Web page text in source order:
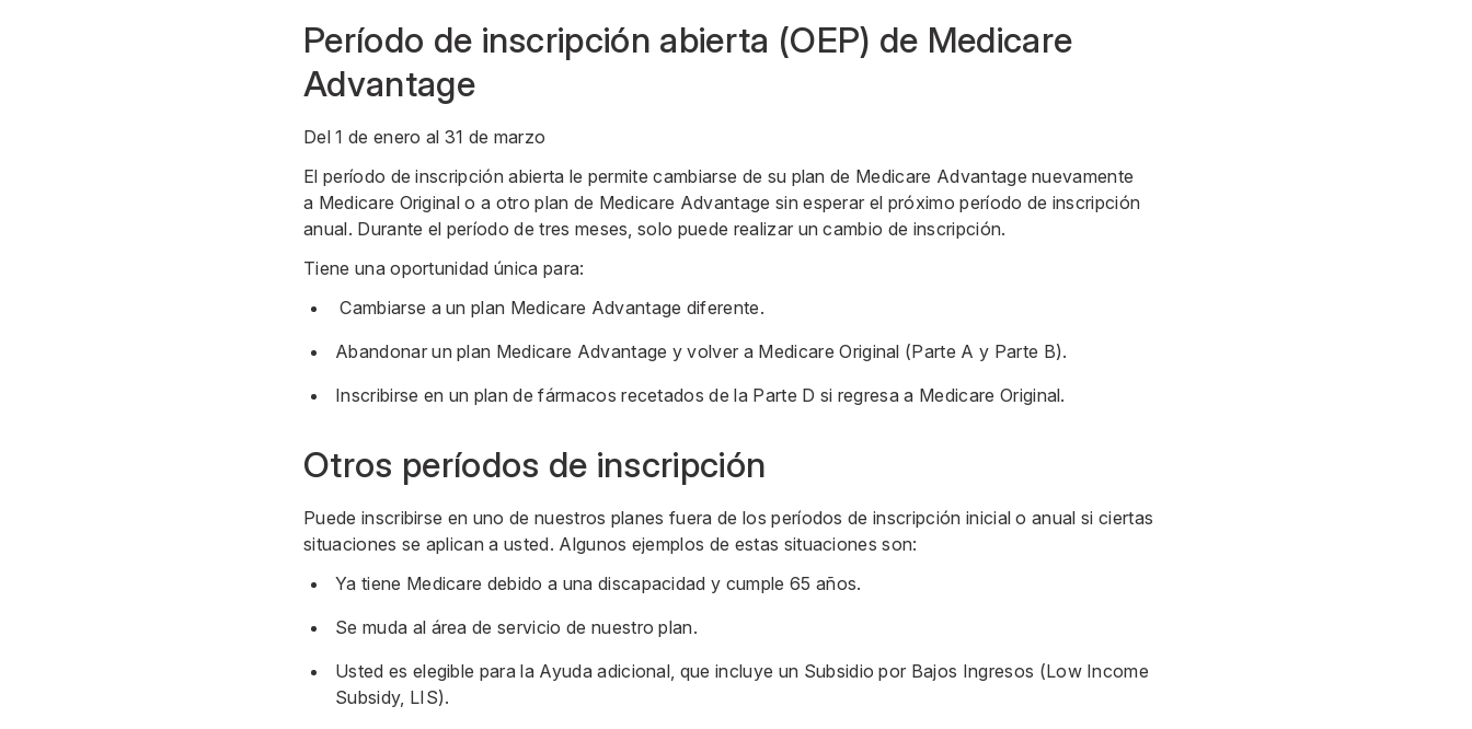
Período de inscripción abierta (OEP) de Medicare
Advantage
Del 1 de enero al 31 de marzo
El período de inscripción abierta le permite cambiarse de su plan de Medicare Advantage nuevamente
a Medicare Original o a otro plan de Medicare Advantage sin esperar el próximo período de inscripción
anual. Durante el período de tres meses, solo puede realizar un cambio de inscripción.
Tiene una oportunidad única para:
Cambiarse a un plan Medicare Advantage diferente.
Abandonar un plan Medicare Advantage y volver a Medicare Original (Parte A y Parte B).
Inscribirse en un plan de fármacos recetados de la Parte D si regresa a Medicare Original.
Otros períodos de inscripción
Puede inscribirse en uno de nuestros planes fuera de los períodos de inscripción inicial o anual si ciertas
situaciones se aplican a usted. Algunos ejemplos de estas situaciones son:
Ya tiene Medicare debido a una discapacidad y cumple 65 años.
Se muda al área de servicio de nuestro plan.
Usted es elegible para la Ayuda adicional, que incluye un Subsidio por Bajos Ingresos (Low Income
Subsidy, LIS).